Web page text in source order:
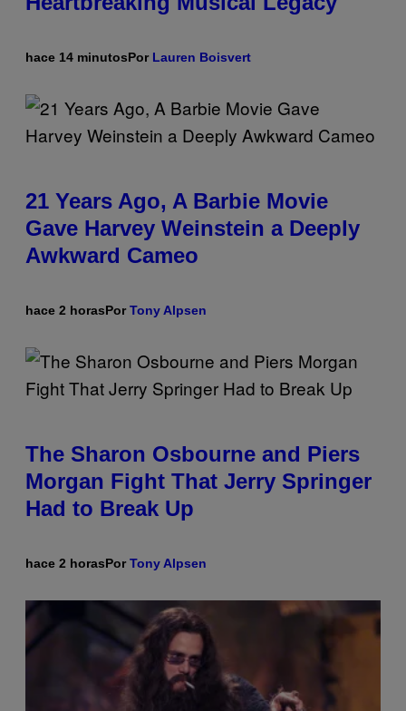
hace 14 minutosPor Lauren Boisvert
21 Years Ago, A Barbie Movie
Gave Harvey Weinstein a Deeply
Awkward Cameo
hace 2 horasPorTony Alpsen
The Sharon Osbourne and Piers
Morgan Fight That Jerry Springer
Had to Break Up
hace 2 horasPorTony Alpsen